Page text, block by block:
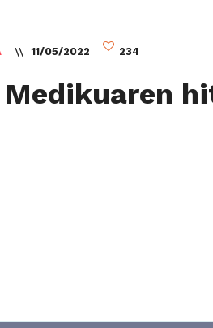
11/05/2022 234